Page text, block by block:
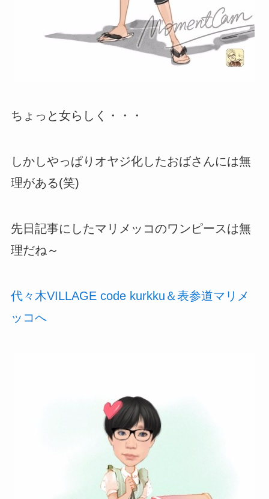
ちょっと女らしく・・・
しかしやっぱりオヤジ化したおばさんには無
理がある(笑)
先日記事にしたマリメッコのワンピースは無
理だね～
代々木VILLAGE code kurkku＆表参道マリメ
ッコへ